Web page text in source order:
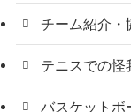
チーム紹介・
テニスでの怪
バスケットボ